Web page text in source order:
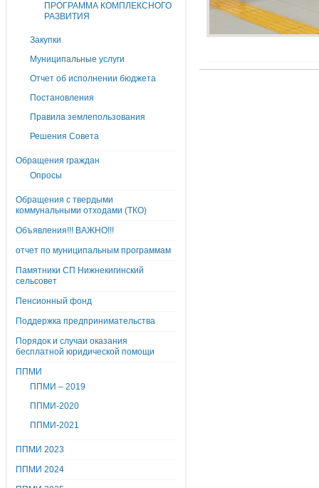
ПРОГРАММА КОМПЛЕКСНОГО
РАЗВИТИЯ
Закупки
Муниципальные услуги
Отчет об исполнении бюджета
Постановления
Правила землепользования
Решения Совета
Обращения граждан
Опросы
Обращения с твердыми
коммунальными отходами (ТКО)
Объявления!!! ВАЖНО!!!
отчет по муниципальным программам
Памятники СП Нижнекигинский
сельсовет
Пенсионный фонд
Поддержка предпринимательства
Порядок и случаи оказания
бесплатной юридической помощи
ППМИ
ППМИ – 2019
ППМИ-2020
ППМИ-2021
ППМИ 2023
ППМИ 2024